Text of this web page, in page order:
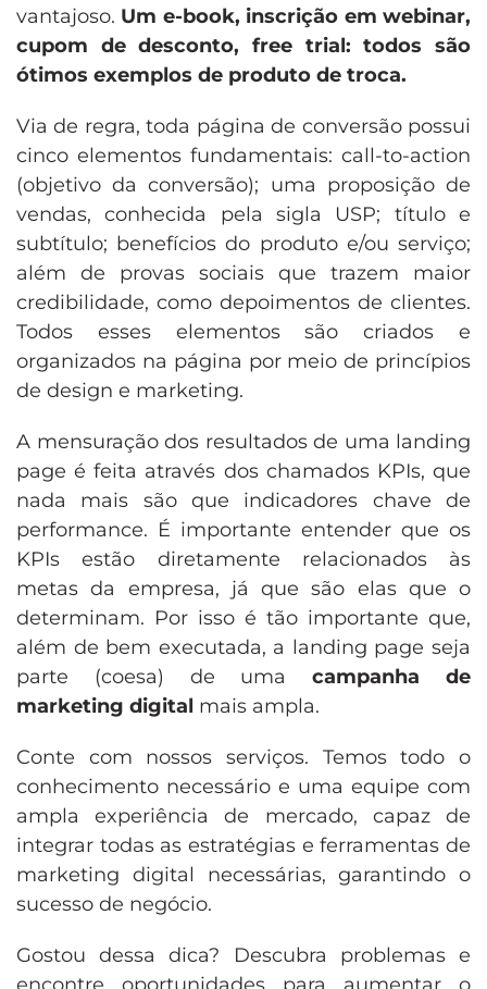
vantajoso. Um e-book, inscrição em webinar,
cupom de desconto, free trial: todos são
ótimos exemplos de produto de troca.
Via de regra, toda página de conversão possui
cinco elementos fundamentais: call-to-action
(objetivo da conversão); uma proposição de
vendas, conhecida pela sigla USP; título e
subtítulo; benefícios do produto e/ou serviço;
além de provas sociais que trazem maior
credibilidade, como depoimentos de clientes.
Todos esses elementos são criados e
organizados na página por meio de princípios
de design e marketing.
A mensuração dos resultados de uma landing
page é feita através dos chamados KPIs, que
nada mais são que indicadores chave de
performance. É importante entender que os
KPIs estão diretamente relacionados às
metas da empresa, já que são elas que o
determinam. Por isso é tão importante que,
além de bem executada, a landing page seja
parte (coesa) de umacampanha de
marketing digital mais ampla.
Conte com nossos serviços. Temos todo o
conhecimento necessário e uma equipe com
ampla experiência de mercado, capaz de
integrar todas as estratégias e ferramentas de
marketing digital necessárias, garantindo o
sucesso de negócio.
Gostou dessa dica? Descubra problemas e
encontre oportunidades para aumentar o